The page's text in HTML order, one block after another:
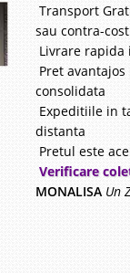
Transport
sau contra-
Livrare rapida
Pret
consolidata
Expeditiile in
distanta
Pretul este
Verificare
MONALISA Un